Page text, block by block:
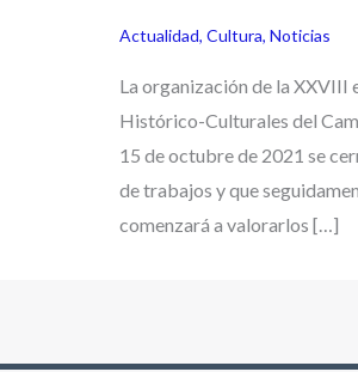
Actualidad, Cultura, Noticias
La organización de la XXVIII
Histórico-Culturales del
15 de octubre de 2021 se
de trabajos y que
comenzará a valorarlos […]